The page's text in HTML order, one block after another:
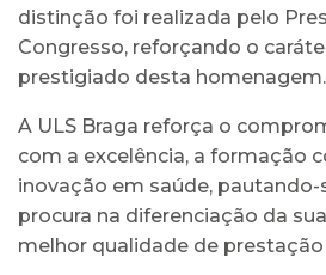
distinção foi realizada pelo
Congresso, reforçando o
prestigiado desta homenagem.
A ULS Braga reforça o
com a excelência, a formação
inovação em saúde,
procura na diferenciação da
melhor qualidade de